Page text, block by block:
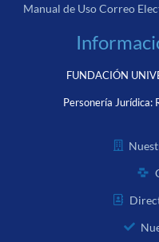
Manual de Uso Correo
FUNDACIÓN
Personería Jurídica: